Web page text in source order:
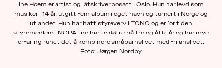
Ine Hoem er artist og låtskriver bosatt i Oslo. Hun har levd som
musiker i 14 år, utgitt fem album i eget navn og turnert i Norge og
utlandet. Hun har hatt styreverv i TONO og er for tiden
styremedlem i NOPA. Ine har to døtre på tre og åtte år og har mye
erfaring rundt det å kombinere småbarnslivet med frilanslivet.
Foto: Jørgen Nordby